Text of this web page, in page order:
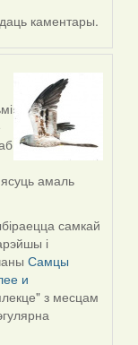
каментары.
амаль
самкай
і
Самцы
и
з месцам